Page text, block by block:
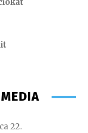
22.